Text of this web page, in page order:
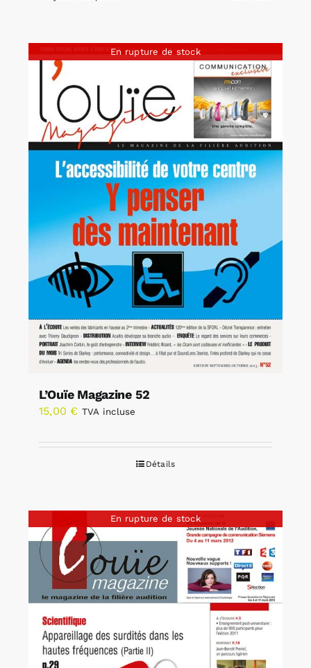
En rupture de stock
L’Ouïe Magazine 52
15,00 € TVA incluse
Détails
En rupture de stock